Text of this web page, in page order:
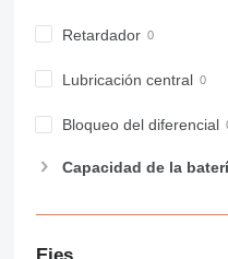
Retardador
Lubricación central
Bloqueo del diferencial
Capacidad de la